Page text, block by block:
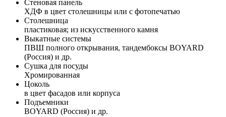
Стеновая панель
ХДФ в цвет столешницы или с фотопечатью
Столешница
пластиковая; из искусственного камня
Выкатные системы
ПВШ полного открывания, тандембоксы BOYARD
(Россия) и др.
Сушка для посуды
Хромированная
Цоколь
в цвет фасадов или корпуса
Подъемники
BOYARD (Россия) и др.